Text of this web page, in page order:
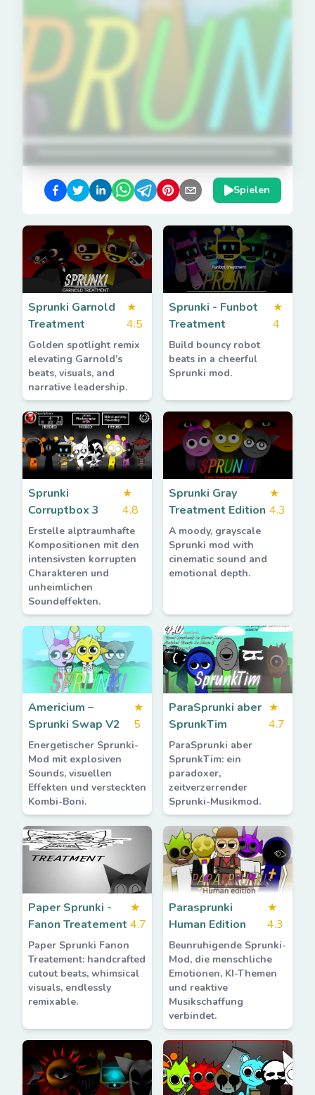
Spielen
Sprunki Garnold
Treatment
★
4.5
Golden spotlight remix
elevating Garnold’s
beats, visuals, and
narrative leadership.
Sprunki - Funbot
Treatment
★
4
Build bouncy robot
beats in a cheerful
Sprunki mod.
Sprunki
Corruptbox 3
★
4.8
Erstelle alptraumhafte
Kompositionen mit den
intensivsten korrupten
Charakteren und
unheimlichen
Soundeffekten.
Sprunki Gray
Treatment Edition
★
4.3
A moody, grayscale
Sprunki mod with
cinematic sound and
emotional depth.
Americium –
Sprunki Swap V2
★
5
Energetischer Sprunki-
Mod mit explosiven
Sounds, visuellen
Effekten und versteckten
Kombi-Boni.
ParaSprunki aber
SprunkTim
★
4.7
ParaSprunki aber
SprunkTim: ein
paradoxer,
zeitverzerrender
Sprunki-Musikmod.
Paper Sprunki -
Fanon Treatement
★
4.7
Paper Sprunki Fanon
Treatement: handcrafted
cutout beats, whimsical
visuals, endlessly
remixable.
Parasprunki
Human Edition
★
4.3
Beunruhigende Sprunki-
Mod, die menschliche
Emotionen, KI-Themen
und reaktive
Musikschaffung
verbindet.